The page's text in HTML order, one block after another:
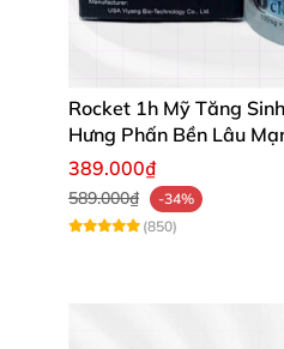
Người mắc
Chống chỉ
Không dùng
Rocket 1h Mỹ Tăng
Hưng Phấn Bền Lâu
389.000₫
589.000₫
-34%
(850)